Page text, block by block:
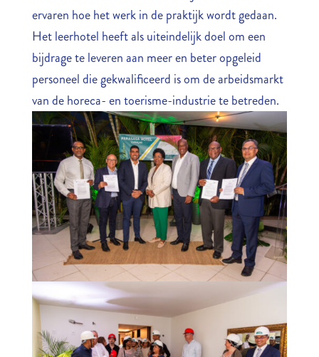
ervaren hoe het werk in de praktijk wordt gedaan.
Het leerhotel heeft als uiteindelijk doel om een
bijdrage te leveren aan meer en beter opgeleid
personeel die gekwalificeerd is om de arbeidsmarkt
van de horeca- en toerisme-industrie te betreden.